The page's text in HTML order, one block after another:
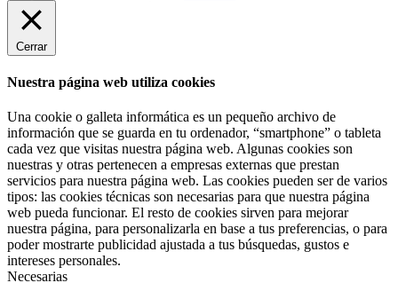
Cerrar
Nuestra página web utiliza cookies
Una cookie o galleta informática es un pequeño archivo de
información que se guarda en tu ordenador, “smartphone” o tableta
cada vez que visitas nuestra página web. Algunas cookies son
nuestras y otras pertenecen a empresas externas que prestan
servicios para nuestra página web. Las cookies pueden ser de varios
tipos: las cookies técnicas son necesarias para que nuestra página
web pueda funcionar. El resto de cookies sirven para mejorar
nuestra página, para personalizarla en base a tus preferencias, o para
poder mostrarte publicidad ajustada a tus búsquedas, gustos e
intereses personales.
Necesarias